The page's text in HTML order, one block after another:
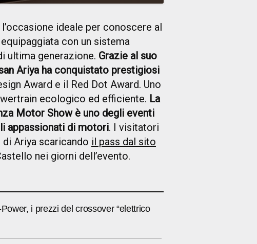
ideale per conoscere al
con un sistema
ultima generazione. Grazie al suo
Ariya ha conquistato prestigiosi
Award e il Red Dot Award. Uno
ecologico ed efficiente. La
Motor Show è uno degli eventi
appassionati di motori. I visitatori
Ariya scaricando il pass dal sito
nei giorni dell’evento.
i prezzi del crossover “elettrico